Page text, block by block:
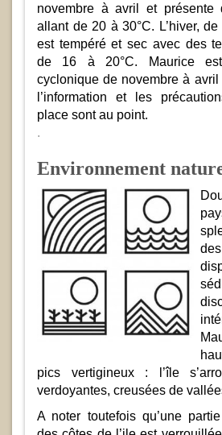
novembre à avril et présente
allant de 20 à 30°C. L’hiver,
est tempéré et sec avec des
de 16 à 20°C. Maurice
cyclonique de novembre à
l’information et les
place sont au point.
.
Environnement
pics vertigineux : l’île
verdoyantes, creusées de
A noter toutefois qu’une